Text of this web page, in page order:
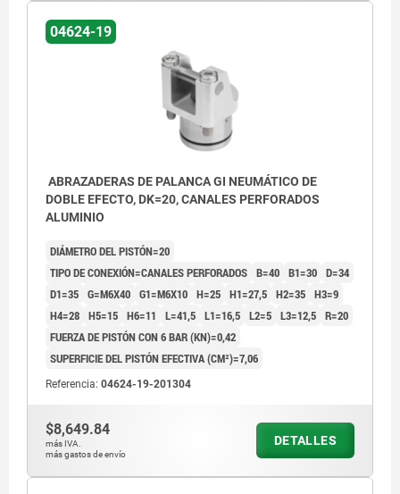
04624-19
ABRAZADERAS DE PALANCA GI NEUMÁTICO DE
DOBLE EFECTO, DK=20, CANALES PERFORADOS
ALUMINIO
DIÁMETRO DEL PISTÓN=20
TIPO DE CONEXIÓN=CANALES PERFORADOS B=40 B1=30 D=34
D1=35 G=M6X40 G1=M6X10 H=25 H1=27,5 H2=35 H3=9
H4=28 H5=15 H6=11 L=41,5 L1=16,5 L2=5 L3=12,5 R=20
FUERZA DE PISTÓN CON 6 BAR (KN)=0,42
SUPERFICIE DEL PISTÓN EFECTIVA (CM²)=7,06
Referencia: 04624-19-201304
$8,649.84
más IVA.
más gastos de envío
DETALLES